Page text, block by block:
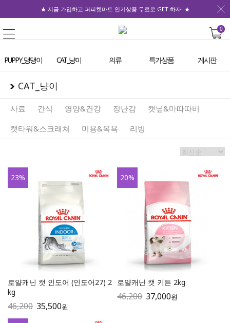
★ 지금 가입하고 퍼피켓마트 인기상품 무료로 GET 하자! ★
0
PUPPY_댕댕이 CAT_냥이 의류 특가상품 게시판
CAT_냥이
사료 간식 영양&건강 장난감
캣닢&마따따비
캣타워&스크래쳐
미용&목욕 리빙
23%
로얄캐닌 캣 인도어 (인도어27) 2
kg
46,200 35,500원
20%
로얄캐닌 캣 키튼 2kg
46,200 37,000원